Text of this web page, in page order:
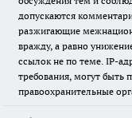
допускаются
разжигающие
вражду, а равно
ссылок не по теме. IP-
требования, могут быть
правоохранительные